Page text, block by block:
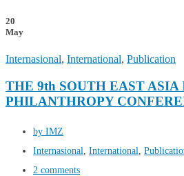
20
May
Internasional, International, Publication
THE 9th SOUTH EAST
PHILANTHROPY
by IMZ
Internasional International
2 comments